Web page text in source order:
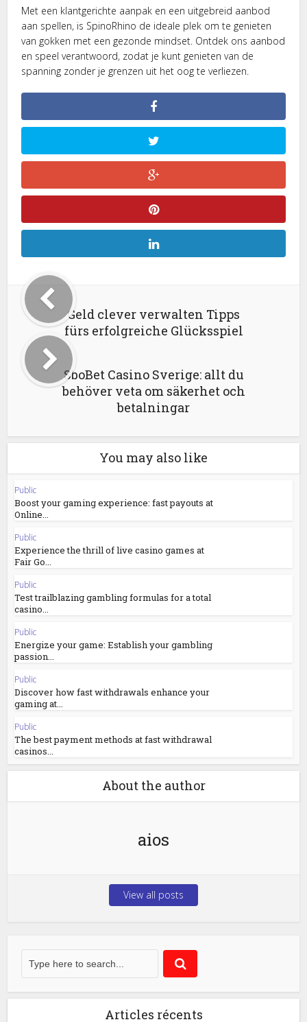
Met een klantgerichte aanpak en een uitgebreid aanbod
aan spellen, is SpinoRhino de ideale plek om te genieten
van gokken met een gezonde mindset. Ontdek ons aanbod
en speel verantwoord, zodat je kunt genieten van de
spanning zonder je grenzen uit het oog te verliezen.
Geld clever verwalten Tipps
fürs erfolgreiche Glücksspiel
SboBet Casino Sverige: allt du
behöver veta om säkerhet och
betalningar
You may also like
Public
Boost your gaming experience: fast payouts at
Online...
Public
Experience the thrill of live casino games at
Fair Go...
Public
Test trailblazing gambling formulas for a total
casino...
Public
Energize your game: Establish your gambling
passion...
Public
Discover how fast withdrawals enhance your
gaming at...
Public
The best payment methods at fast withdrawal
casinos...
About the author
aios
View all posts
Articles récents